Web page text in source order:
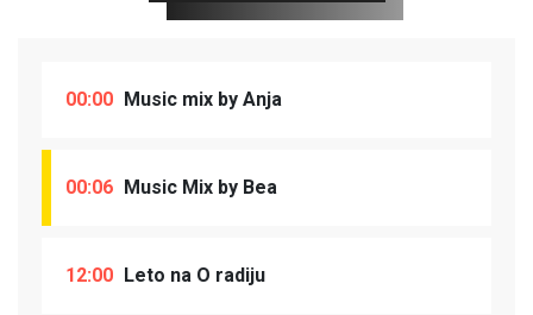
00:00 Music mix by Anja
00:06 Music Mix by Bea
12:00 Leto na O radiju